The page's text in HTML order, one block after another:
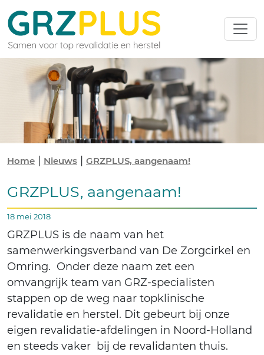
Home Nieuws GRZPLUS, aangenaam!
GRZPLUS, aangenaam!
18 mei 2018
GRZPLUS is de naam van het
samenwerkingsverband van De Zorgcirkel en
Omring. Onder deze naam zet een
omvangrijk team van GRZ-specialisten
stappen op de weg naar topklinische
revalidatie en herstel. Dit gebeurt bij onze
eigen revalidatie-afdelingen in Noord-Holland
en steeds vaker bij de revalidanten thuis.